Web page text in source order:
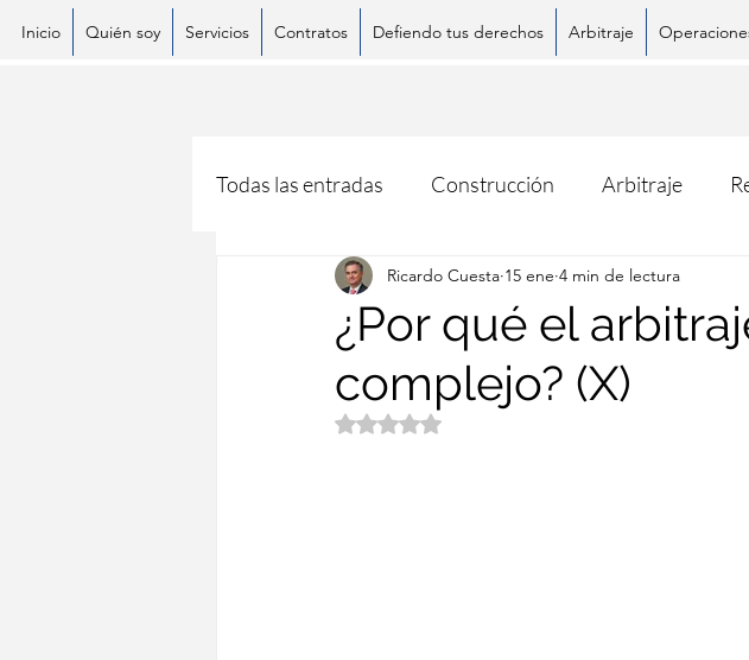
Inicio Quién soy Servicios Contratos Defiendo tus derechos Arbitraje
Todas las entradas Construcción Arbitraje
¿Por qué el
complejo? (X)
Ricardo Cuesta 15 ene 4 min de lectura
Obtuvo NaN de 5 estrellas.